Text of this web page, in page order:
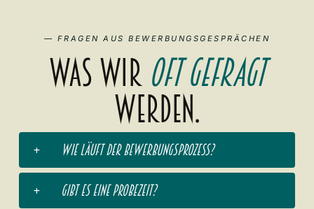
— FRAGEN AUS BEWERBUNGSGESPRÄCHEN
Was wir oft gefragt
werden.
Wie läuft der Bewerbungsprozess?
Gibt es eine Probezeit?